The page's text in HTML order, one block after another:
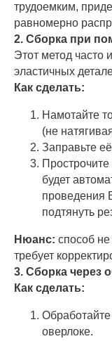
трудоемким,
равномерно
2. Сборка при
Этот метод часто
эластичных
Как сделать:
Намотайте
(не
Заправьте
будет
проведения
подтянуть
Нюанс: способ
требует
3. Сборка через
Как сделать:
оверлоке.